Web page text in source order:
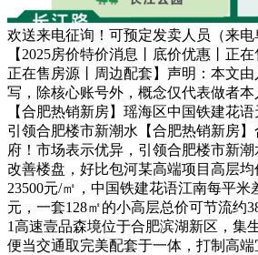
欢送来电征询！可预定发卖人员（来电
【2025房价特价消息丨底价优惠丨正
正在售房源丨周边配套】声明：本文
写，除核心账号外，概念仅代表做者本
【合肥热销新房】瑶海区中国铁建花
引领合肥楼市新潮水【合肥热销新房
府！市场表示优异，引领合肥楼市新
改善楼盘，好比包河某高端项目高层均
23500元/㎡，中国铁建花语江南每平米
元，一套128㎡的小高层总价可节流约
1高速壹品森境位于合肥滨湖新区，集
便当交通取完美配套于一体，打制高